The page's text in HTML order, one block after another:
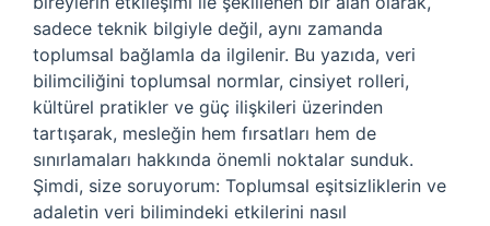
sadece teknik bilgiyle değil, aynı zamanda
toplumsal bağlamla da ilgilenir. Bu yazıda, veri
bilimciliğini toplumsal normlar, cinsiyet rolleri,
kültürel pratikler ve güç ilişkileri üzerinden
tartışarak, mesleğin hem fırsatları hem de
sınırlamaları hakkında önemli noktalar sunduk.
Şimdi, size soruyorum: Toplumsal eşitsizliklerin ve
adaletin veri bilimindeki etkilerini nasıl